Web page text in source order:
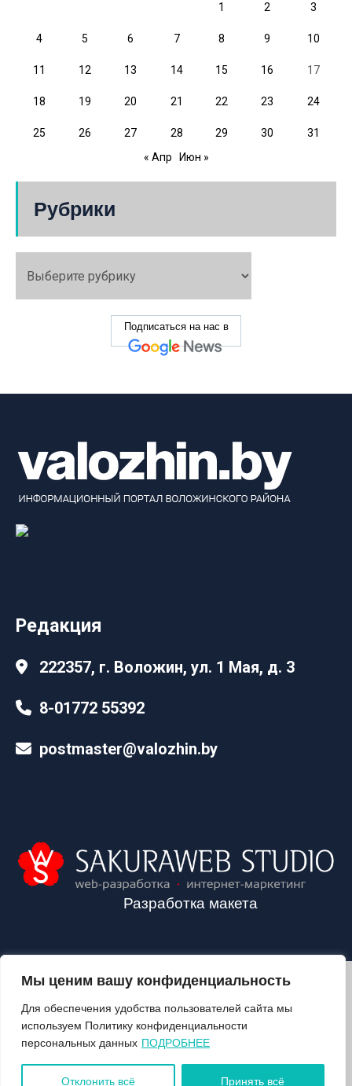
Мы ценим вашу конфиденциальность
Для обеспечения удобства пользователей сайта мы
используем Политику конфиденциальности
персональных данных ПОДРОБНЕЕ
Отклонить всё Принять всё
1 2 3
4 5 6 7 8 9 10
11 12 13 14 15 16 17
18 19 20 21 22 23 24
25 26 27 28 29 30
31
« Апр
Июн »
Рубрики
Подписаться на нас в
Редакция
222357, г. Воложин, ул. 1 Мая, д. 3
8-01772 55392
postmaster@valozhin.by
Разработка макета
2024©VALOZHIN.BY - НОВОСТИ ВОЛОЖИНСКОГО РАЙОНА
О ГАЗЕТЕ
ПОДПИСКА